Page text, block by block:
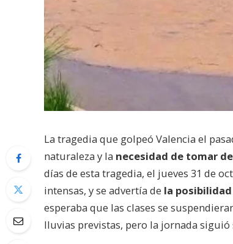
La tragedia que golpeó Valencia el
naturaleza y la necesidad de tomar
días de esta tragedia, el jueves 31 de
intensas, y se advertía de la
esperaba que las clases se
lluvias previstas, pero la jornada